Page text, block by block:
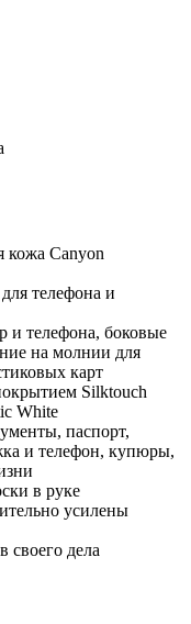
кожа Canyon
телефона и
и телефона, боковые
на молнии для
карт
Silktouch
White
паспорт,
и телефон, купюры,
в руке
усилены
своего дела